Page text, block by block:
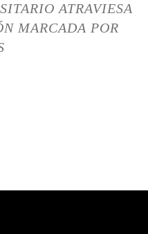
ATRAVIESA
MARCADA POR